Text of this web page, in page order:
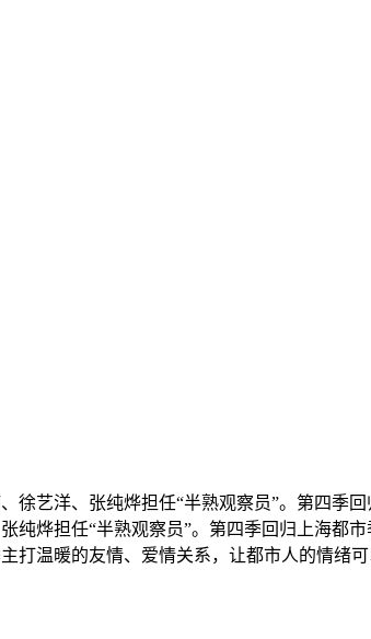
徐艺洋、张纯烨担任“半熟观察员”。第四
纯烨担任“半熟观察员”。第四季回归上海都
打温暖的友情、爱情关系，让都市人的情绪